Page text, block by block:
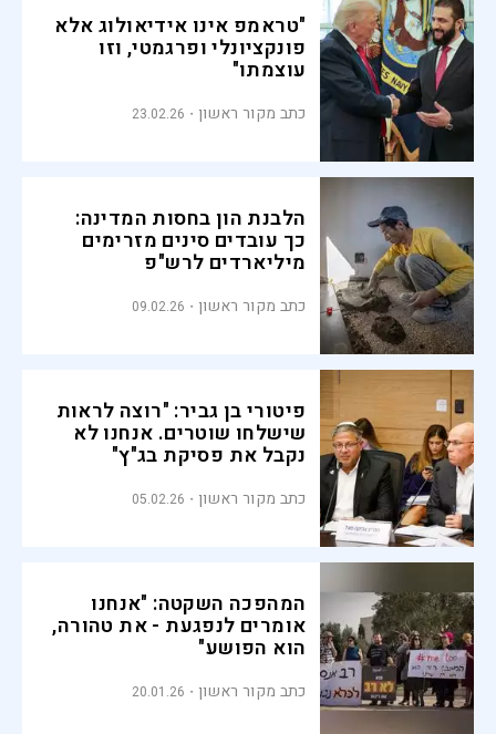
"טראמפ אינו אידיאולוג אלא
פונקציונלי ופרגמטי, וזו
עוצמתו"
כתב מקור ראשון 23.02.26
הלבנת הון בחסות המדינה:
כך עובדים סינים מזרימים
מיליארדים לרש"פ
כתב מקור ראשון 09.02.26
פיטורי בן גביר: "רוצה לראות
שישלחו שוטרים. אנחנו לא
נקבל את פסיקת בג"ץ"
כתב מקור ראשון 05.02.26
המהפכה השקטה: "אנחנו
אומרים לנפגעת - את טהורה,
הוא הפושע"
כתב מקור ראשון 20.01.26